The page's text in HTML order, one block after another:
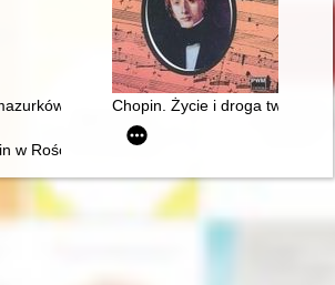
Chopina w redakcji Zygmunta
Chopin. Życie i droga twórcza
w Rościszewie